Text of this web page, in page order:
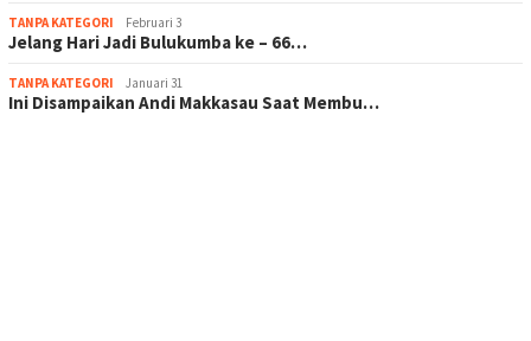
TANPA KATEGORI Februari 3
Jelang Hari Jadi Bulukumba ke – 66…
TANPA KATEGORI Januari 31
Ini Disampaikan Andi Makkasau Saat Membu…